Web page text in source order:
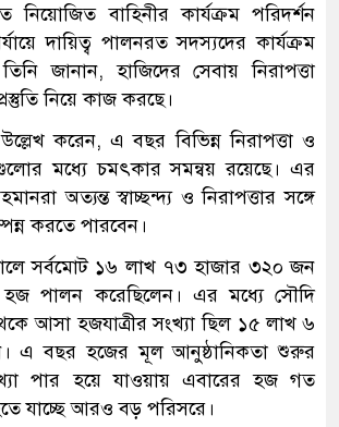
নিয়োজিত বাহিনীর কার্যক্রম পরিদর্শন
দায়িত্ব পালনরত সদস্যদের কার্যক্রম
জানান, হাজিদের সেবায় নিরাপত্তা
নিয়ে কাজ করছে।
করেন, এ বছর বিভিন্ন নিরাপত্তা ও
মধ্যে চমৎকার সমন্বয় রয়েছে। এর
অত্যন্ত স্বাচ্ছন্দ্য ও নিরাপত্তার সঙ্গে
করতে পারবেন।
সর্বমোট ১৬ লাখ ৭৩ হাজার ৩২০ জন
হজ পালন করেছিলেন। এর মধ্যে সৌদি
আসা হজযাত্রীর সংখ্যা ছিল ১৫ লাখ ৬
এ বছর হজের মূল আনুষ্ঠানিকতা শুরুর
পার হয়ে যাওয়ায় এবারের হজ গত
যাচ্ছে আরও বড় পরিসরে।